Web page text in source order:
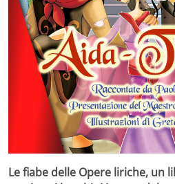
Le fiabe delle Opere liriche, un